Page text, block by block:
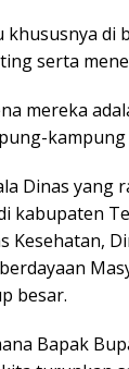
khususnya di
serta
mereka
kampung
Dinas yang
kabupaten
Kesehatan,
besar.
Bapak